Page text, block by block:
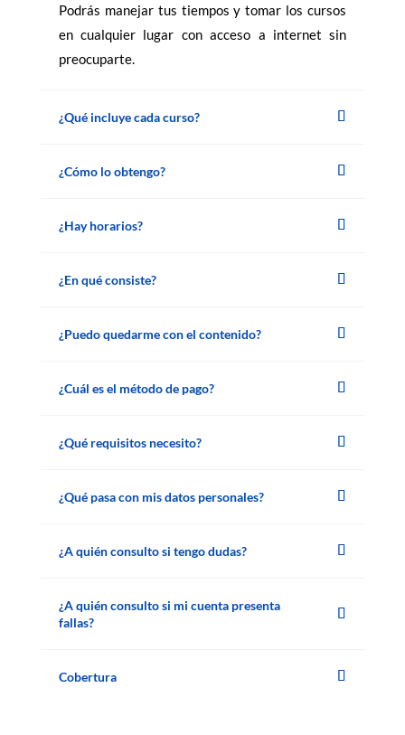
Podrás manejar tus tiempos y tomar los cursos
en cualquier lugar con acceso a internet sin
preocuparte.
¿Qué incluye cada curso?
¿Cómo lo obtengo?
¿Hay horarios?
¿En qué consiste?
¿Puedo quedarme con el contenido?
¿Cuál es el método de pago?
¿Qué requisitos necesito?
¿Qué pasa con mis datos personales?
¿A quién consulto si tengo dudas?
¿A quién consulto si mi cuenta presenta
fallas?
Cobertura